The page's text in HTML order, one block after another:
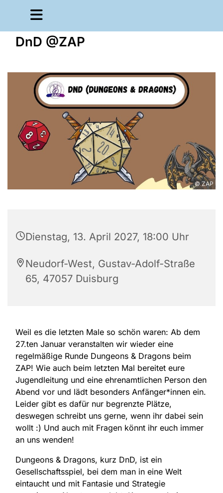
DnD @ZAP
© ZAP
Dienstag, 13. April 2027, 18:00 Uhr
Neudorf-West, Gustav-Adolf-Straße
65, 47057 Duisburg
Weil es die letzten Male so schön waren: Ab dem
27.ten Januar veranstalten wir wieder eine
regelmäßige Runde Dungeons & Dragons beim
ZAP! Wie auch beim letzten Mal bereitet eure
Jugendleitung und eine ehrenamtlichen Person den
Abend vor und lädt besonders Anfänger*innen ein.
Leider gibt es dafür nur begrenzte Plätze,
deswegen schreibt uns gerne, wenn ihr dabei sein
wollt :) Und auch mit Fragen könnt ihr euch immer
an uns wenden!
Dungeons & Dragons, kurz DnD, ist ein
Gesellschaftsspiel, bei dem man in eine Welt
eintaucht und mit Fantasie und Strategie